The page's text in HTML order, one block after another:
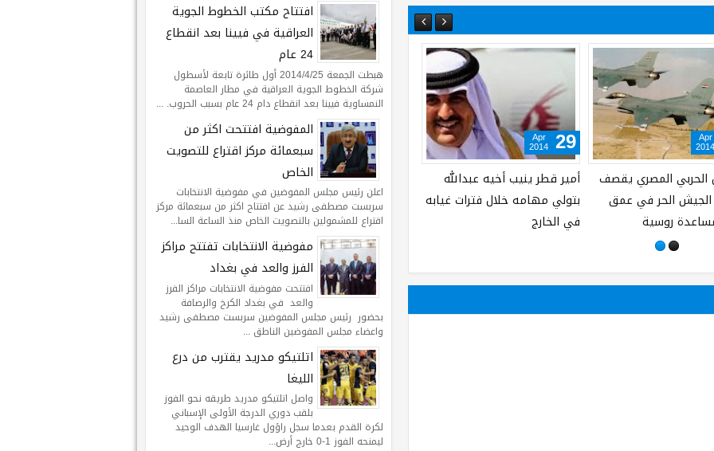
بهم بعد الجيش يسيطر على جبل
تشالما… ويصعّد في الغوطة
الشرقية
29
Apr
2014
حلب: اتفاق ميداني يعيد
الكهرباء والماء
29
Apr
2014
افتتاح مكتب الخطوط الجوية
العراقية في فيينا بعد انقطاع
24 عام
هبطت الجمعة 2014/4/25 أول طائرة تابعة لأسطول
شركة الخطوط الجوية العراقية في مطار العاصمة
النمساوية فيينا بعد انقطاع دام 24 عام بسبب الحروب. ...
المفوضية افتتحت اكثر من
سبعمائة مركز اقتراع للتصويت
الخاص
اعلن رئيس مجلس المفوضين في مفوضية الانتخابات
سربست مصطفى رشيد عن افتتاح اكثر من سبعمائة مركز
اقتراع للمشمولين بالتصويت الخاص منذ الساعة السا...
مفوضية الانتخابات تفتتح مراكز
الفرز والعد في بغداد
افتتحت مفوضية الانتخابات مراكز الفرز
والعد في بغداد الكرخ والرصافة
بحضور رئيس مجلس المفوضين سربست مصطفى رشيد
واعضاء مجلس المفوضين الناطق ...
اتلتيكو مدريد يقترب من درع
الليغا
واصل اتلتيكو مدريد طريقه نحو الفوز
بلقب دوري الدرجة الأولى الإسباني
لكرة القدم بعدما سجل راؤول غارسيا الهدف الوحيد
ليمنحه الفوز 1-0 خارج أرض...